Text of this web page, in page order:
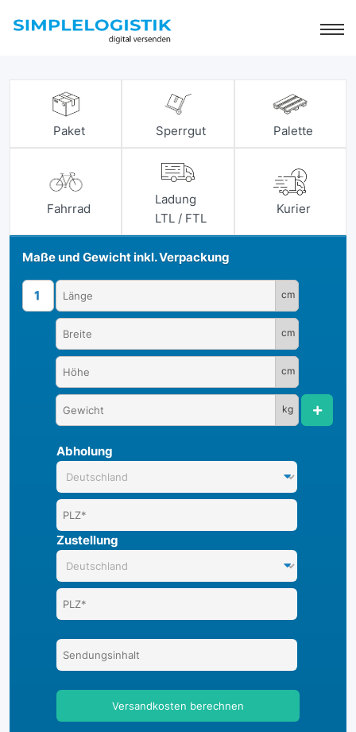
Paket Sperrgut Palette
Fahrrad
Ladung
LTL / FTL
Kurier
Maße und Gewicht inkl. Verpackung
1 cm
cm
cm
kg
Abholung
Zustellung
Versandkosten berechnen